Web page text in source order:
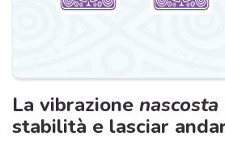
La vibrazione nascosta
stabilità e lasciar